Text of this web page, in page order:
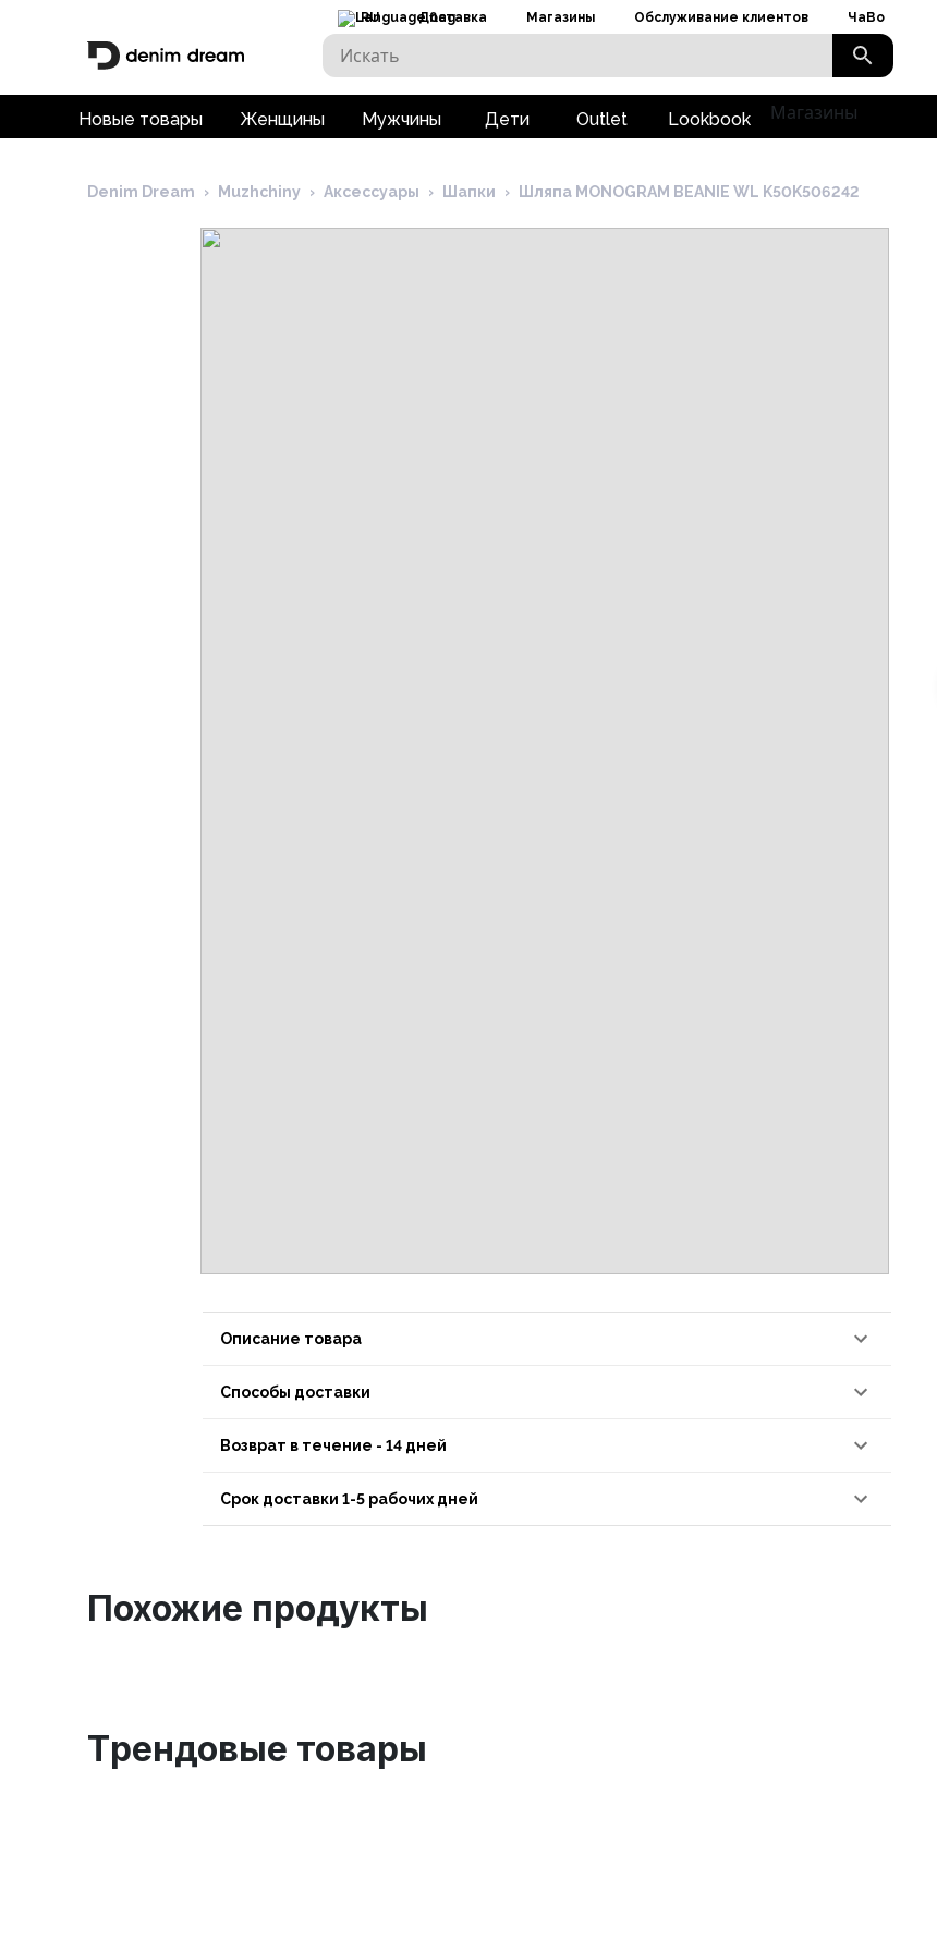
RU Доставка Магазины Обслуживание клиентов ЧаВо
Новые товары Женщины Мужчины Дети Outlet Lookbook Магазины
Denim Dream › Muzhchiny › Аксессуары › Шапки › Шляпа MONOGRAM BEANIE WL K50K506242
Описание товара
Способы доставки
Возврат в течение - 14 дней
Срок доставки 1-5 рабочих дней
Похожие продукты
Tрендовые товары